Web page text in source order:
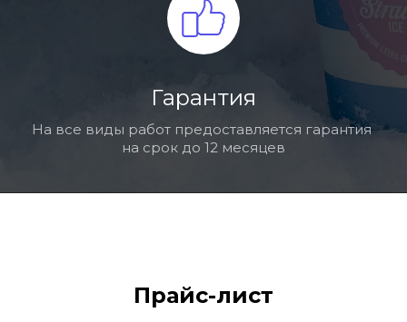
Гарантия
На все виды работ предоставляется гарантия
на срок до 12 месяцев
Прайс-лист